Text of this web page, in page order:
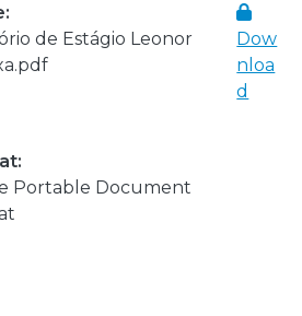
de Estágio Leonor
Portable Document
Dow
nloa
d